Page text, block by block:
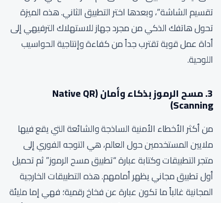
تقسيم الشاشة”، وبعدها اختر التطبيق الثاني. هذه الميزة
تحول هاتفك الذكي من مجرد جهاز للاستهلاك الترفيهي إلى
أداة عمل قوية تقترب جداً من كفاءة وإنتاجية الحواسيب
اللوحية.
3. مسح الرموز بذكاء وأمان (Native QR
Scanning)
من أكثر الأخطاء الأمنية الساذجة والشائعة التي يقع فيها
ملايين المستخدمين حول العالم، هي التوجه الفوري إلى
متجر التطبيقات وكتابة عبارة “تطبيق مسح الرموز” ثم تحميل
أول تطبيق مجاني يظهر أمامهم. هذه التطبيقات الخارجية
المجانية غالباً ما تكون عبارة عن فخاخ رقمية؛ فهي إما مليئة